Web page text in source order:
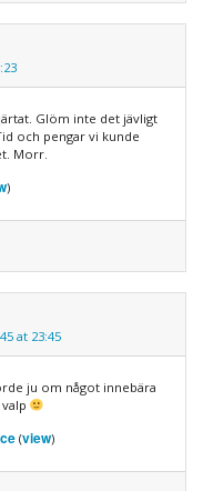
Glöm inte det jävligt
och pengar vi kunde
Morr.
)
at 23:45
ju om något innebära
(view)